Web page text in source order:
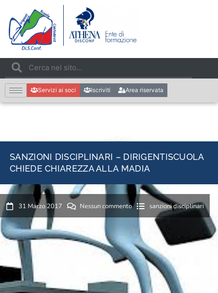
Servizi ai soci Iscriviti Area riservata
SANZIONI DISCIPLINARI – DIRIGENTISCUOLA
CHIEDE CHIAREZZA ALLA MADIA
31 Marzo 2017 Nessun commento sanzioni disciplinari